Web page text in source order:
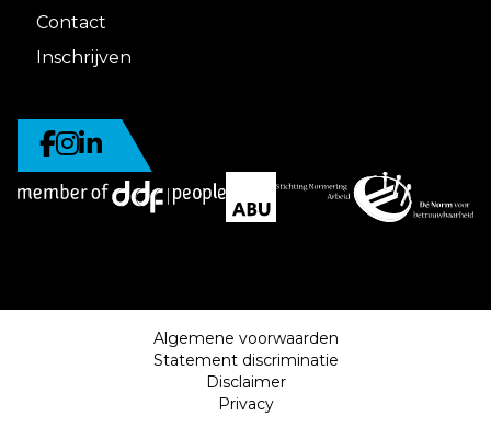
Contact
Inschrijven
Algemene voorwaarden
Statement discriminatie
Disclaimer
Privacy